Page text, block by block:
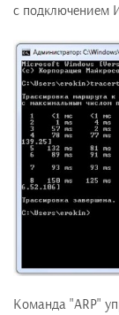
с подключением
Команда "ARP"